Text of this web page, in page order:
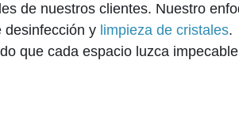
de nuestros clientes. Nuestro
desinfección y limpieza de cristales.
que cada espacio luzca